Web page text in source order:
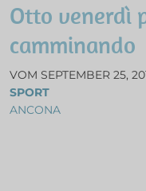
Otto venerdì
camminando
VOM SEPTEMBER 25,
SPORT
ANCONA